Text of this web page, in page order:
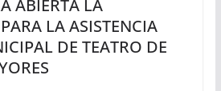
ABIERTA LA
LA ASISTENCIA
DE TEATRO DE